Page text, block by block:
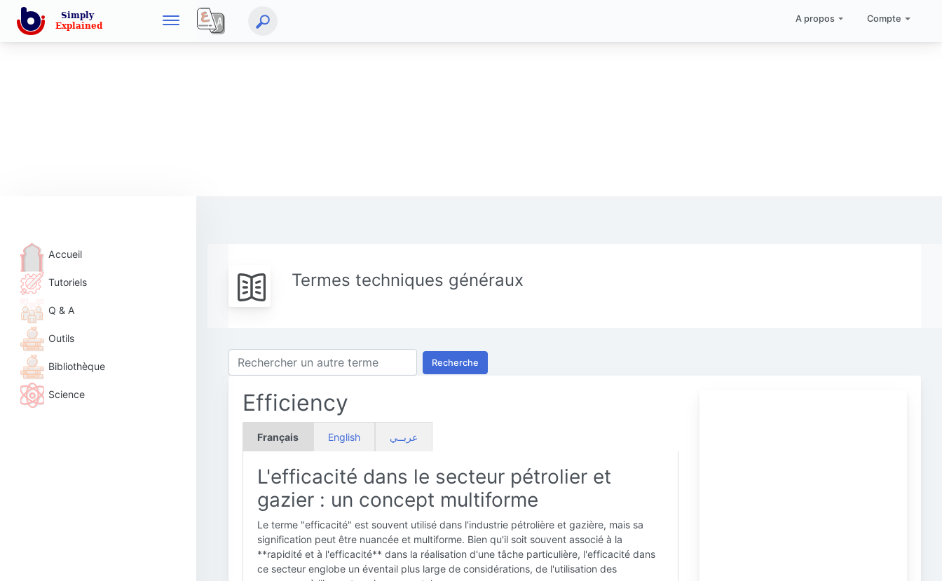
A propos Compte
Accueil
Tutoriels
Q & A
Outils
Bibliothèque
Science
Termes techniques généraux
Recherche
Efficiency
Français English عربــي
L'efficacité dans le secteur pétrolier et
gazier : un concept multiforme
Le terme "efficacité" est souvent utilisé dans l'industrie pétrolière et gazière, mais sa
signification peut être nuancée et multiforme. Bien qu'il soit souvent associé à la
**rapidité et à l'efficacité** dans la réalisation d'une tâche particulière, l'efficacité dans
ce secteur englobe un éventail plus large de considérations, de l'utilisation des